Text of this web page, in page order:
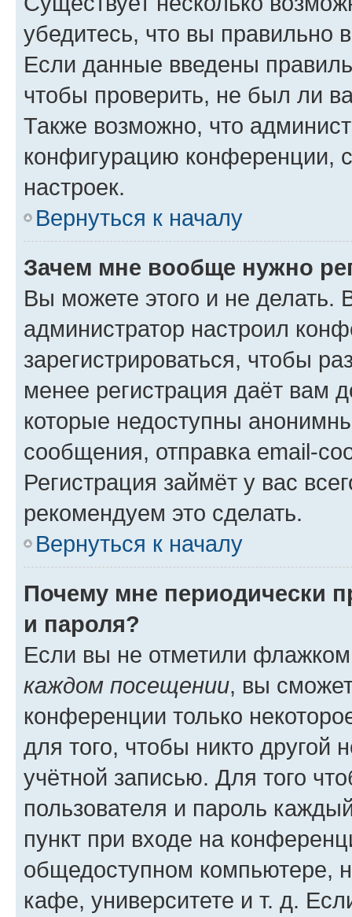
убедитесь, что вы правильно
Если данные введены
чтобы проверить, не был ли
Также возможно, что
конфигурацию конференции,
настроек.
Вернуться к началу
Зачем мне вообще нужно
Вы можете этого и не делать.
администратор настроил
зарегистрироваться, чтобы
менее регистрация даёт вам
которые недоступны
сообщения, отправка email-
Регистрация займёт у вас
рекомендуем это сделать.
Вернуться к началу
Почему мне периодически
и пароля?
Если вы не отметили
каждом посещении, вы
конференции только
для того, чтобы никто другой
учётной записью. Для того
пользователя и пароль
пункт при входе на
общедоступном компьютере,
кафе, университете и т. д.